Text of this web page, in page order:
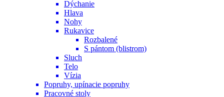
Dýchanie
Hlava
Nohy
Rukavice
Rozbalené
S pántom (blistrom)
Sluch
Telo
Vízia
Popruhy, upínacie popruhy
Pracovné stoly